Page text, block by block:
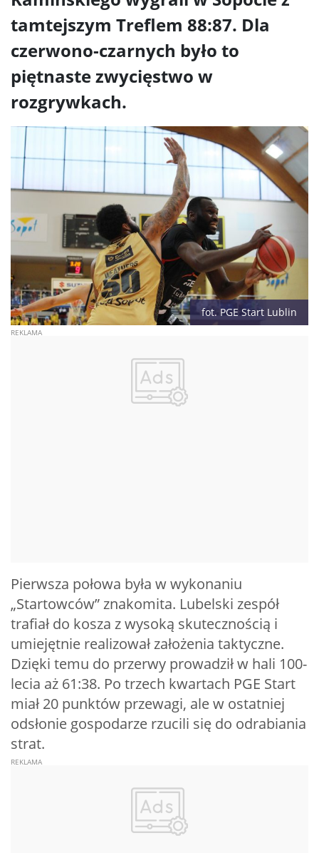
tamtejszym Treflem 88:87. Dla
czerwono-czarnych było to
piętnaste zwycięstwo w
rozgrywkach.
fot. PGE Start Lublin
Pierwsza połowa była w wykonaniu
„Startowców” znakomita. Lubelski zespół
trafiał do kosza z wysoką skutecznością i
umiejętnie realizował założenia taktyczne.
Dzięki temu do przerwy prowadził w hali 100-
lecia aż 61:38. Po trzech kwartach PGE Start
miał 20 punktów przewagi, ale w ostatniej
odsłonie gospodarze rzucili się do odrabiania
strat.